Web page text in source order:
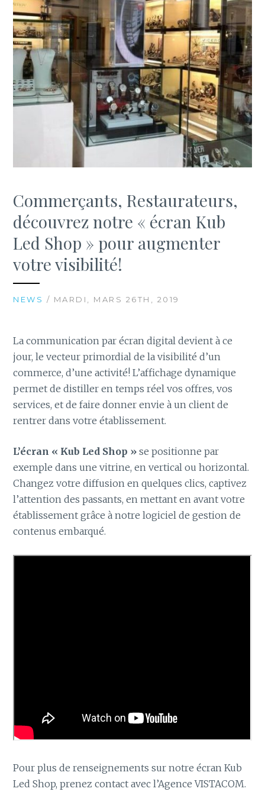
Commerçants, Restaurateurs,
découvrez notre « écran Kub
Led Shop » pour augmenter
votre visibilité!
NEWS / MARDI, MARS 26TH, 2019
La communication par écran digital devient à ce
jour, le vecteur primordial de la visibilité d’un
commerce, d’une activité! L’affichage dynamique
permet de distiller en temps réel vos offres, vos
services, et de faire donner envie à un client de
rentrer dans votre établissement.
L’écran « Kub Led Shop »se positionne par
exemple dans une vitrine, en vertical ou horizontal.
Changez votre diffusion en quelques clics, captivez
l’attention des passants, en mettant en avant votre
établissement grâce à notre logiciel de gestion de
contenus embarqué.
Pour plus de renseignements sur notre écran Kub
Led Shop, prenez contact avec l’Agence VISTACOM.